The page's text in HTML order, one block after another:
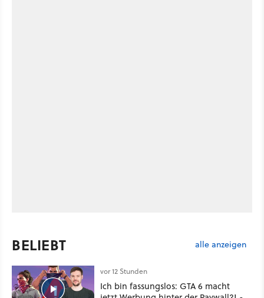
BELIEBT alle anzeigen
vor 12 Stunden
Ich bin fassungslos: GTA 6 macht